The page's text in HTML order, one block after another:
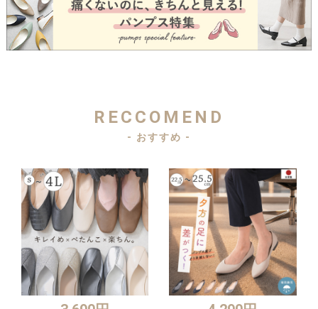
RECCOMEND
- おすすめ -